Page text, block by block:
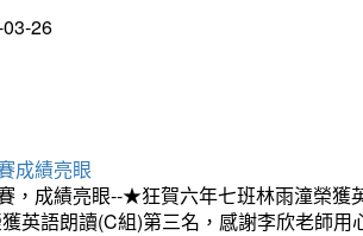
26
成績亮眼
，成績亮眼--★狂賀六年七班林雨潼榮
英語朗讀(C組)第三名，感謝李欣老師